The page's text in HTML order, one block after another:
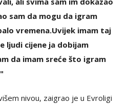
sam da mogu da igram
vremena.Uvijek imam taj
ljudi cijene ja dobijam
da imam sreće što igram
nivou, zaigrao je u Evroligi